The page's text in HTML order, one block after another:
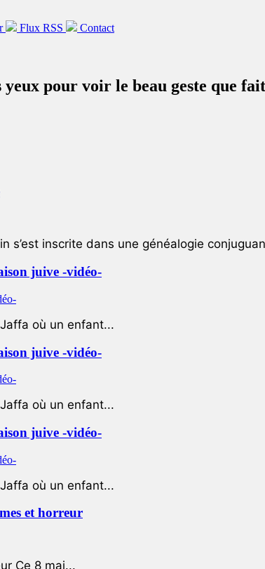
Flux RSS Contact
pour voir le beau geste que
s’est inscrite dans une généalogie
juive -vidéo-
où un enfant...
juive -vidéo-
où un enfant...
juive -vidéo-
où un enfant...
et horreur
Ce 8 mai...